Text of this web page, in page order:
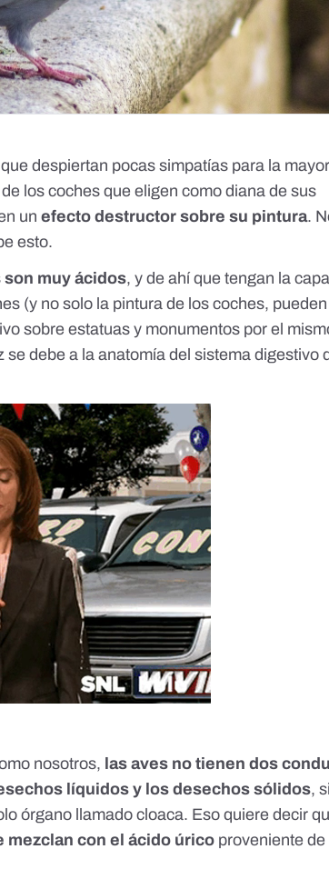
despiertan pocas simpatías para la
los coches que eligen como diana de sus
unefecto destructor sobre su pintura.
esto.
son muy ácidos, y de ahí que tengan la
(y no solo la pintura de los coches,
sobre estatuas y monumentos por el
se debe a la anatomía del sistema digestivo
nosotros, las aves no tienen dos
líquidos y los desechos sólidos,
órgano llamadocloaca. Eso quiere decir
mezclan con el ácido úrico proveniente de